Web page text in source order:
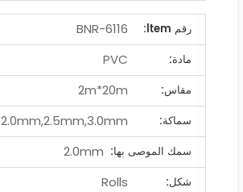
رقم ltem:
BNR-6116
مادة:
PVC
مقاس:
2m*20m
سماكة:
2.0mm,2.5mm,3.0mm
سمك الموصى بها: 2.0mm
شكل:
Rolls